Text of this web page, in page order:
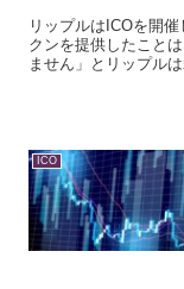
リップルはICOを開
クンを提供したこと
ません」とリップル
ICO